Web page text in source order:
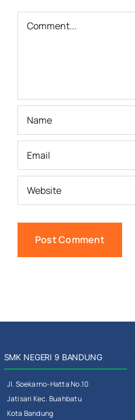
Comment
SMK NEGERI 9 BANDUNG
Jl. Soekarno-Hatta No.10
Jatisari Kec. Buahbatu
Kota Bandung